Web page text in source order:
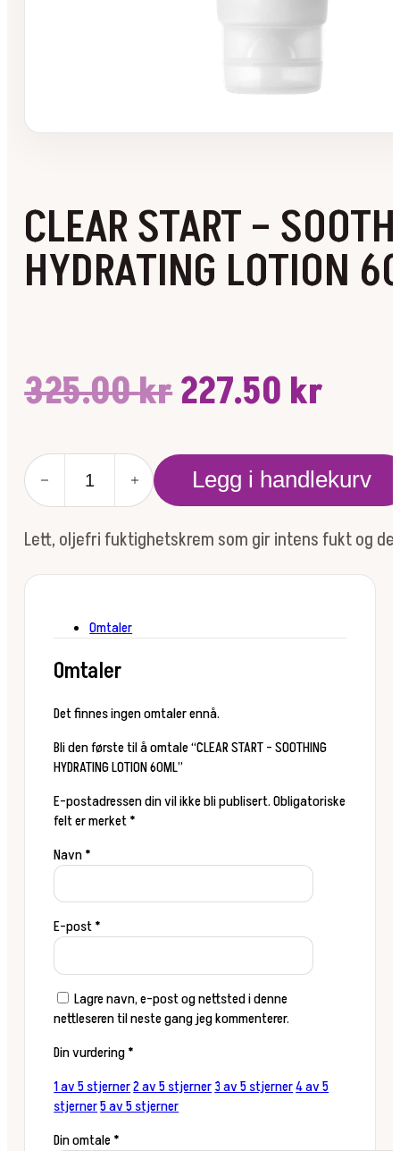
CLEAR START –
HYDRATING LOTION
325.00krOpprinnelig
pris
var:
325.00 kr.
227.50 kr
pris
er:
CLEAR
START
-
HYDRATING
60ML
Legg i handlekurv
Lett, oljefri fuktighetskrem som gir intens fukt og
Omtaler
Omtaler
Det finnes ingen omtaler ennå.
Bli den første til å omtale “CLEAR START – SOOTHING
HYDRATING LOTION 60ML”
E-postadressen din vil ikke bli publisert.Obligatoriske
felt er merket*
Navn*
E-post*
Lagre navn, e-post og nettsted i denne
nettleseren til neste gang jeg kommenterer.
Din vurdering*
1 av 5 stjerner2 av 5 stjerner3 av 5 stjerner4 av 5
stjerner5 av 5 stjerner
Din omtale*